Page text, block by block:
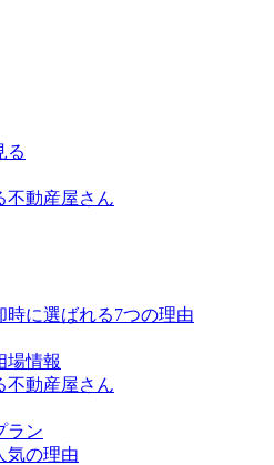
る
不動産屋さん
時に選ばれる7つの理由
場情報
不動産屋さん
ラン
気の理由